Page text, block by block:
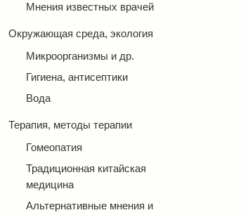
Мнения известных врачей
Окружающая среда, экология
Микроорганизмы и др.
Гигиена, антисептики
Вода
Терапия, методы терапии
Гомеопатия
Традиционная китайская
медицина
Альтернативные мнения и